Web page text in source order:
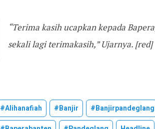
“Terima kasih ucapkan kepada
sekali lagi terimakasih,” Ujarnya. [red]
#alihanafiah #banjir #banjirpandeglang